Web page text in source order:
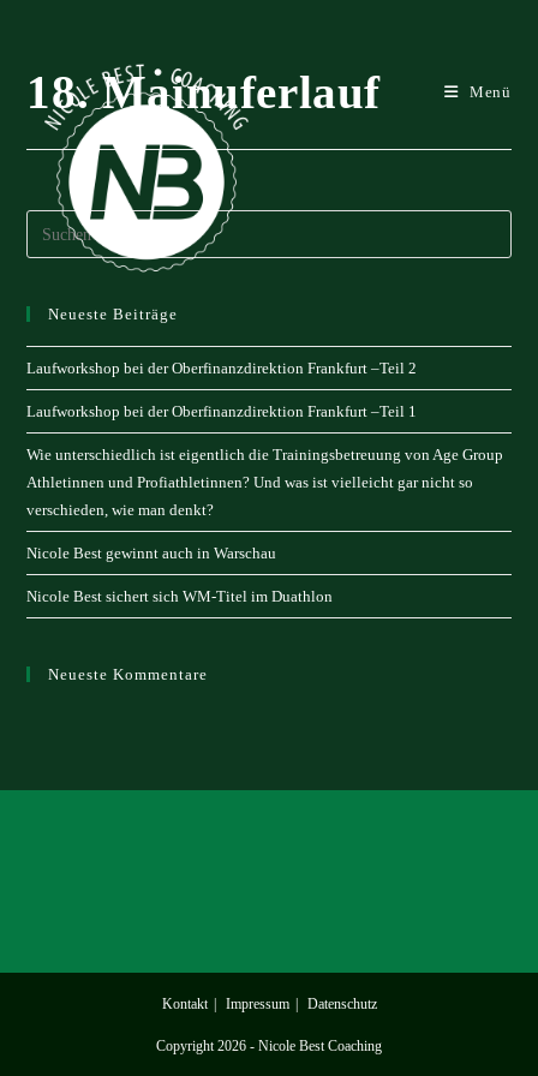
springen
Menü
18. Mainuferlauf
Neueste Beiträge
Laufworkshop bei der Oberfinanzdirektion Frankfurt –Teil 2
Laufworkshop bei der Oberfinanzdirektion Frankfurt –Teil 1
Wie unterschiedlich ist eigentlich die Trainingsbetreuung von Age Group
Athletinnen und Profiathletinnen? Und was ist vielleicht gar nicht so
verschieden, wie man denkt?
Nicole Best gewinnt auch in Warschau
Nicole Best sichert sich WM-Titel im Duathlon
Neueste Kommentare
Kontakt Impressum Datenschutz
Copyright 2026 - Nicole Best Coaching